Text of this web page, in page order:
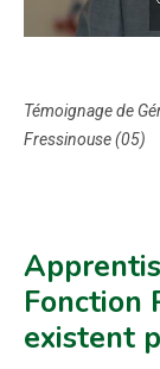
Témoignage de
Fressinouse (05)
Fonction
existent